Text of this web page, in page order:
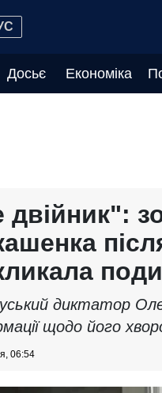
Досьє Економіка
двійник":
диктатор
щодо його
06:54